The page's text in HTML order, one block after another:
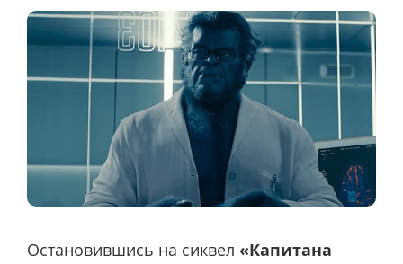
Остановившись на сиквел «Капитана